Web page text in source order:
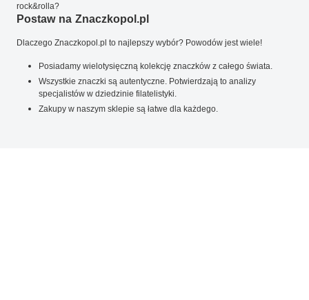
rock&rolla?
Postaw na Znaczkopol.pl
Dlaczego Znaczkopol.pl to najlepszy wybór? Powodów jest wiele!
Posiadamy wielotysięczną kolekcję znaczków z całego świata.
Wszystkie znaczki są autentyczne. Potwierdzają to analizy
specjalistów w dziedzinie filatelistyki.
Zakupy w naszym sklepie są łatwe dla każdego.